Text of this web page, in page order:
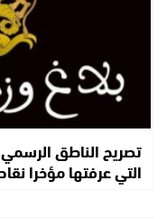
تصريح الناطق
التي عرفتها مؤخرا